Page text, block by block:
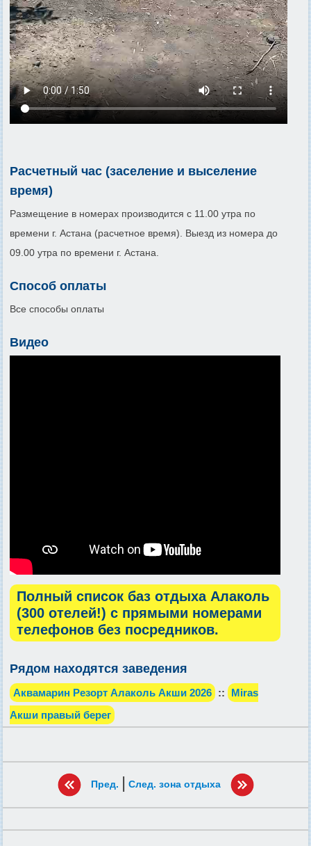
Расчетный час (заселение и выселение
время)
Размещение в номерах производится с 11.00 утра по
времени г. Астана (расчетное время). Выезд из номера до
09.00 утра по времени г. Астана.
Способ оплаты
Все способы оплаты
Видео
Полный список баз отдыха Алаколь
(300 отелей!) с прямыми номерами
телефонов без посредников.
Рядом находятся заведения
Аквамарин Резорт Алаколь Акши 2026 ::
Miras
Акши правый берег
Пред. | След. зона отдыха